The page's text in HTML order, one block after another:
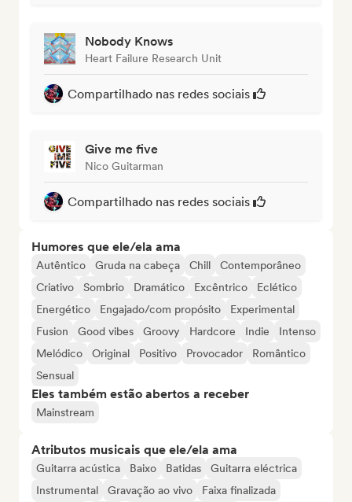
Nobody Knows
Heart Failure Research Unit
Compartilhado nas redes sociais
Give me five
Nico Guitarman
Compartilhado nas redes sociais
Humores que ele/ela ama
Autêntico Gruda na cabeça Chill
Contemporâneo
Criativo
Sombrio Dramático Excêntrico
Eclético
Energético
Engajado/com propósito
Experimental
Fusion
Good vibes Groovy Hardcore Indie
Intenso
Melódico
Original Positivo Provocador
Romântico
Sensual
Eles também estão abertos a receber
Mainstream
Atributos musicais que ele/ela ama
Guitarra acústica Baixo Batidas
Guitarra eléctrica
Instrumental
Gravação ao vivo Faixa finalizada